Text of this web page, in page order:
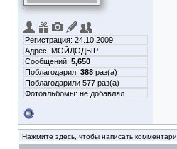
Регистрация: 24.10.2009
Адрес: МОЙДОДЫР
Сообщений: 5,650
Поблагодарил: 388 раз(а)
Поблагодарили 577 раз(а)
Фотоальбомы: не добавлял
Нажмите здесь, чтобы написать